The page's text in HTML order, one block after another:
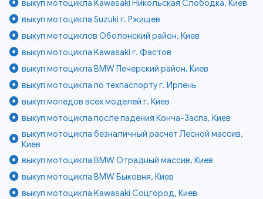
выкуп мотоцикла Kawasaki Никольская Слободка, Киев
выкуп мотоцикла Suzuki г. Ржищев
выкуп мотоциклов Оболонский район, Киев
выкуп мотоцикла Kawasaki г. Фастов
выкуп мотоцикла BMW Печерский район, Киев
выкуп мотоцикла по техпаспорту г. Ирпень
выкуп мопедов всех моделей г. Киев
выкуп мотоцикла после падения Конча-Заспа, Киев
выкуп мотоцикла безналичный расчет Лесной массив,
Киев
выкуп мотоцикла BMW Отрадный массив, Киев
выкуп мотоцикла BMW Быковня, Киев
выкуп мотоцикла Kawasaki Соцгород, Киев